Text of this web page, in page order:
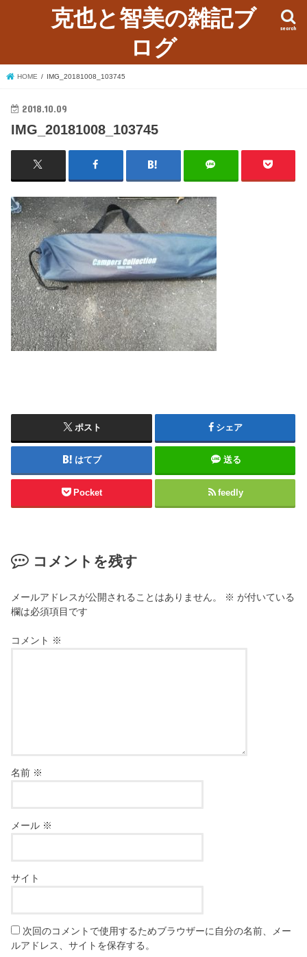
克也と智美の雑記ブ
ログ
search
HOME IMG_20181008_103745
2018.10.09
IMG_20181008_103745
ポスト シェア
はてブ 送る
Pocket feedly
コメントを残す
メールアドレスが公開されることはありません。 ※ が付いている
欄は必須項目です
コメント ※
名前 ※
メール ※
サイト
次回のコメントで使用するためブラウザーに自分の名前、メー
ルアドレス、サイトを保存する。